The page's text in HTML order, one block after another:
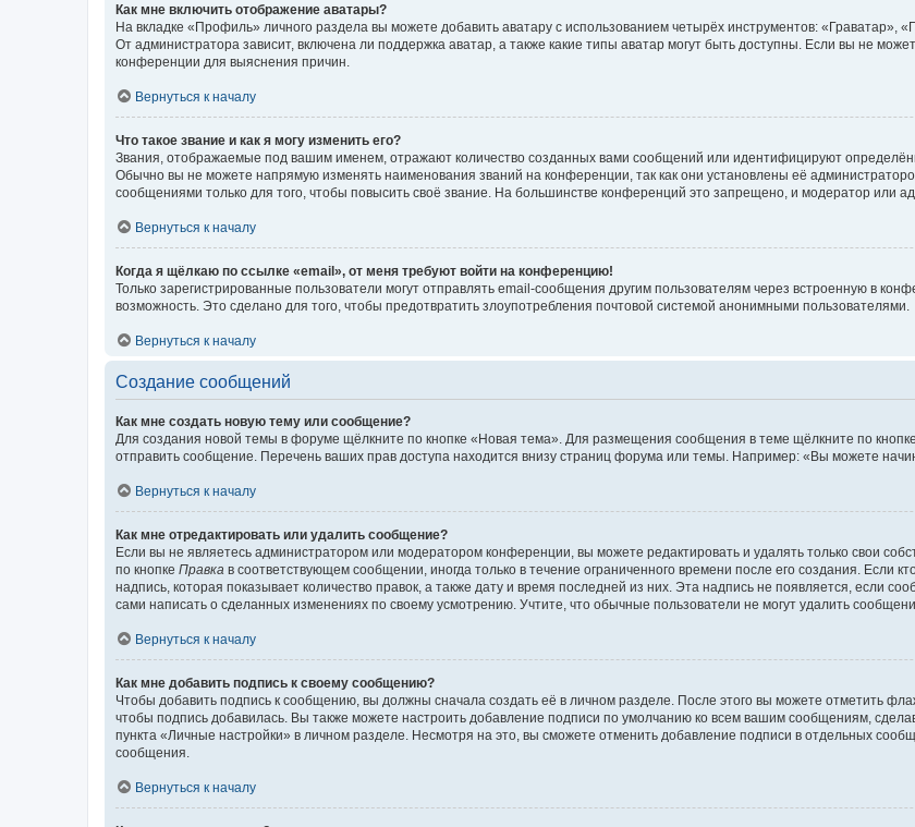
Как мне включить отображение аватары?
На вкладке «Профиль» личного раздела вы можете добавить аватару с использованием четырёх инструментов: «Граватар»,
От администратора зависит, включена ли поддержка аватар, а также какие типы аватар могут быть доступны. Если вы не
конференции для выяснения причин.
Вернуться к началу
Что такое звание и как я могу изменить его?
Звания, отображаемые под вашим именем, отражают количество созданных вами сообщений или идентифицируют
Обычно вы не можете напрямую изменять наименования званий на конференции, так как они установлены её
сообщениями только для того, чтобы повысить своё звание. На большинстве конференций это запрещено, и модератор или
Вернуться к началу
Когда я щёлкаю по ссылке «email», от меня требуют войти на конференцию!
Только зарегистрированные пользователи могут отправлять email-сообщения другим пользователям через встроенную в
возможность. Это сделано для того, чтобы предотвратить злоупотребления почтовой системой анонимными пользователями.
Вернуться к началу
Создание сообщений
Как мне создать новую тему или сообщение?
Для создания новой темы в форуме щёлкните по кнопке «Новая тема». Для размещения сообщения в теме щёлкните по
отправить сообщение. Перечень ваших прав доступа находится внизу страниц форума или темы. Например: «Вы можете
Вернуться к началу
Как мне отредактировать или удалить сообщение?
Если вы не являетесь администратором или модератором конференции, вы можете редактировать и удалять только свои
по кнопке Правка в соответствующем сообщении, иногда только в течение ограниченного времени после его создания. Если
надпись, которая показывает количество правок, а также дату и время последней из них. Эта надпись не появляется, если
сами написать о сделанных изменениях по своему усмотрению. Учтите, что обычные пользователи не могут удалить
Вернуться к началу
Как мне добавить подпись к своему сообщению?
Чтобы добавить подпись к сообщению, вы должны сначала создать её в личном разделе. После этого вы можете отметить
чтобы подпись добавилась. Вы также можете настроить добавление подписи по умолчанию ко всем вашим сообщениям,
пункта «Личные настройки» в личном разделе. Несмотря на это, вы сможете отменить добавление подписи в отдельных
сообщения.
Вернуться к началу